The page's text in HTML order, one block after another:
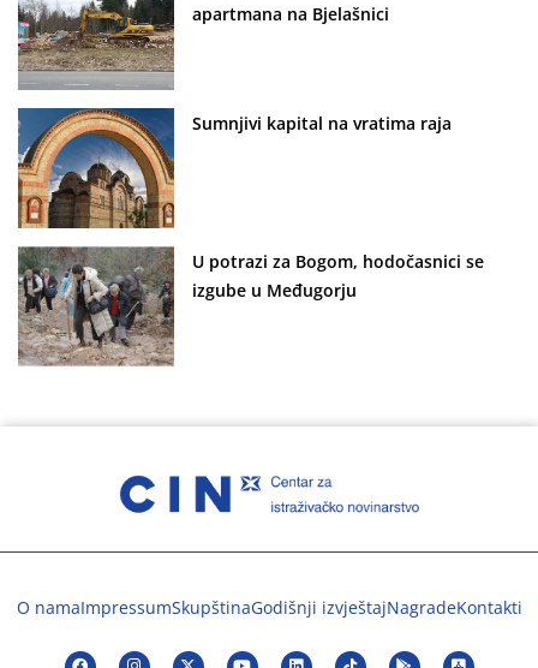
apartmana na Bjelašnici
Sumnjivi kapital na vratima raja
U potrazi za Bogom, hodočasnici se
izgube u Međugorju
O namaImpressumSkupštinaGodišnji izvještajNagradeKontakti